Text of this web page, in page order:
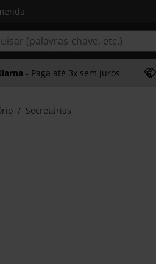
- Paga até 3x sem juros
Secretárias